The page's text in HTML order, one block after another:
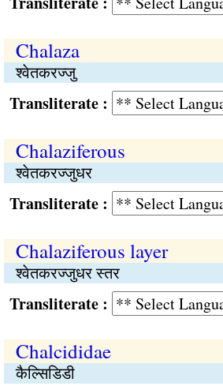
Chalaza
श्वेतकरज्जु
:
Chalaziferous
श्वेतकरज्जुधर
:
Chalaziferous layer
श्वेतकरज्जुधर स्तर
:
Chalcididae
कैल्सिडिडी